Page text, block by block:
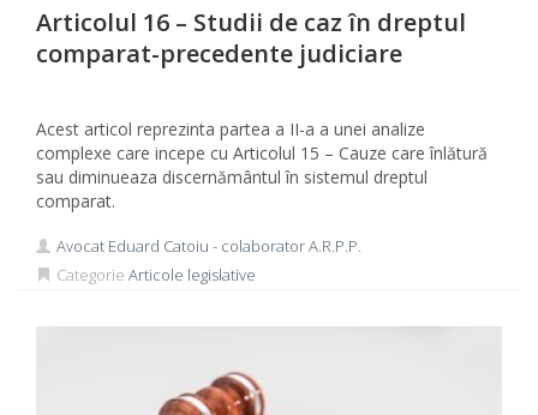
Articolul 16 – Studii de caz în dreptul
comparat-precedente judiciare
Acest articol reprezinta partea a II-a a unei analize
complexe care incepe cu Articolul 15 – Cauze care înlătură
sau diminueaza discernământul în sistemul dreptul
comparat.
Avocat Eduard Catoiu - colaborator A.R.P.P.
Categorie Articole legislative